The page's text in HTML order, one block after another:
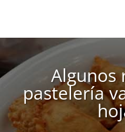
Algunos
pastelería